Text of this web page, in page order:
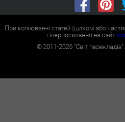
При копіюванні статей (цілком або
гіперпосилання на сайт
©2011-2026"Світ